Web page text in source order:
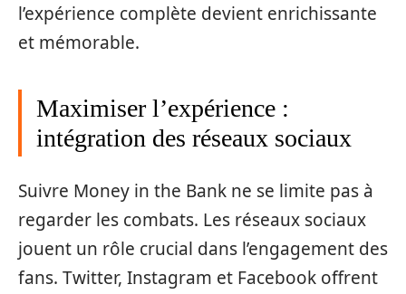
l’expérience complète devient enrichissante
et mémorable.
Maximiser l’expérience :
intégration des réseaux sociaux
Suivre Money in the Bank ne se limite pas à
regarder les combats. Les réseaux sociaux
jouent un rôle crucial dans l’engagement des
fans. Twitter, Instagram et Facebook offrent